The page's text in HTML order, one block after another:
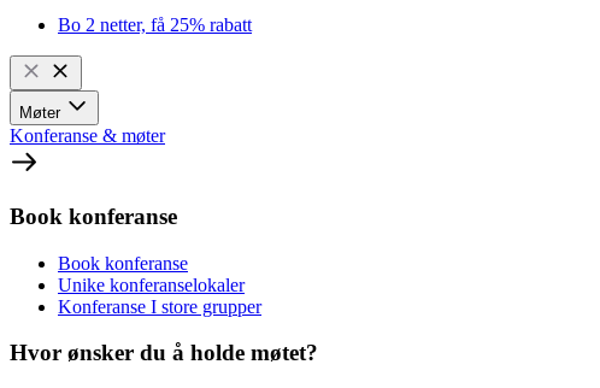
Bo 2 netter, få 25% rabatt
Møter
Konferanse & møter
Book konferanse
Book konferanse
Unike konferanselokaler
Konferanse I store grupper
Hvor ønsker du å holde møtet?